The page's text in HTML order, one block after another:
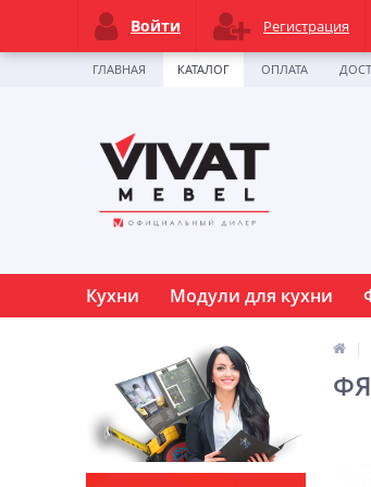
ГЛАВНАЯ КАТАЛОГ ОПЛАТА
Кухни Модули для кухни
Войти Регистрация